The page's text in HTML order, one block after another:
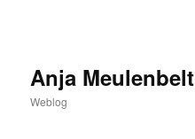
inhoudAnja Meulenbelt
Weblog